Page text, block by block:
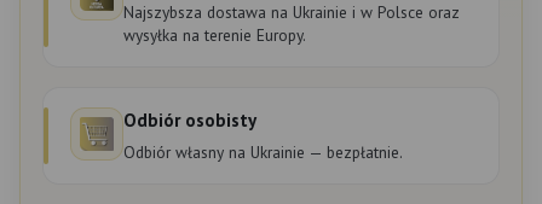
Najszybsza dostawa na Ukrainie i w Polsce oraz
wysyłka na terenie Europy.
Odbiór osobisty
Odbiór własny na Ukrainie — bezpłatnie.